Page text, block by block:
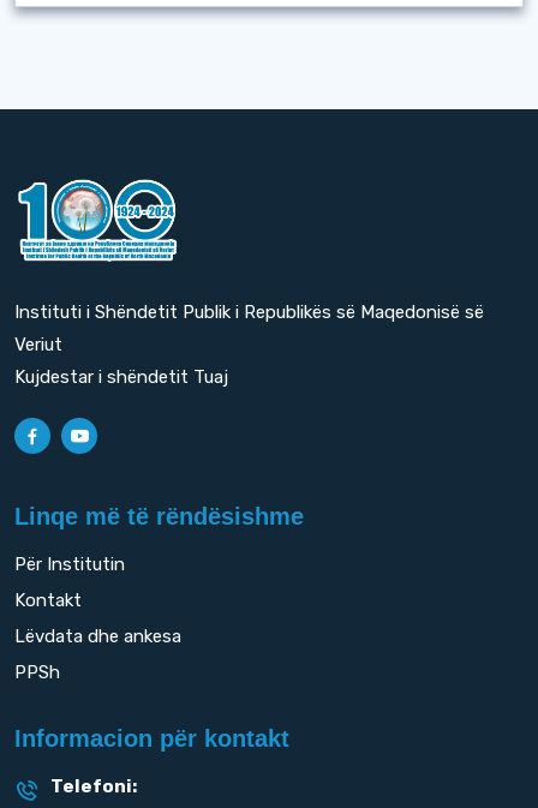
Instituti i Shëndetit Publik i Republikës së Maqedonisë së
Veriut
Kujdestar i shëndetit Tuaj
Linqe më të rëndësishme
Për Institutin
Kontakt
Lëvdata dhe ankesa
PPSh
Informacion për kontakt
Telefoni: